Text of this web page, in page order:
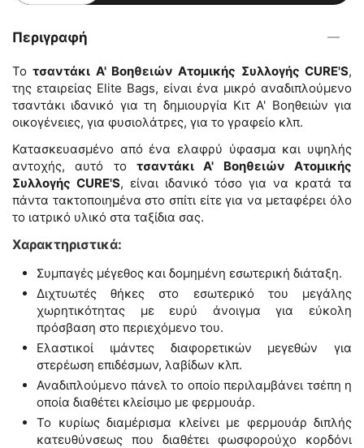
Περιγραφή
Τοτσαντάκι Α' Βοηθειών Ατομικής Συλλογής CURE'S,
της εταιρείας Elite Bags, είναι ένα μικρό αναδιπλούμενο
τσαντάκι ιδανικό για τη δημιουργία Κιτ Α' Βοηθειών για
οικογένειες, για φυσιολάτρες, για το γραφείο κλπ.
Κατασκευασμένο από ένα ελαφρύ ύφασμα και υψηλής
αντοχής, αυτό το τσαντάκι Α' Βοηθειών Ατομικής
Συλλογής CURE'S, είναι ιδανικό τόσο για να κρατά τα
πάντα τακτοποιημένα στο σπίτι είτε για να μεταφέρει όλο
το ιατρικό υλικό στα ταξίδια σας.
Χαρακτηριστικά:
Συμπαγές μέγεθος και δομημένη εσωτερική διάταξη.
Διχτυωτές θήκες στο εσωτερικό του μεγάλης
χωρητικότητας με ευρύ άνοιγμα για εύκολη
πρόσβαση στο περιεχόμενο του.
Ελαστικοί ιμάντες διαφορετικών μεγεθών για
στερέωση επιδέσμων, λαβίδων κλπ.
Αναδιπλούμενο πάνελ το οποίο περιλαμβάνει τσέπη η
οποία διαθέτει κλείσιμο με φερμουάρ.
Το κυρίως διαμέρισμα κλείνει με φερμουάρ διπλής
κατευθύνσεως που διαθέτει φωσφορούχο κορδόνι